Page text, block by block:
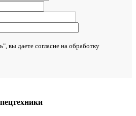
вы даете согласие на обработку